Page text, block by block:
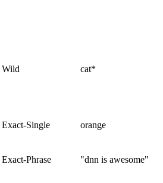
Wild cat*
Exact-Single
orange
Exact-Phrase "dnn is awesome"